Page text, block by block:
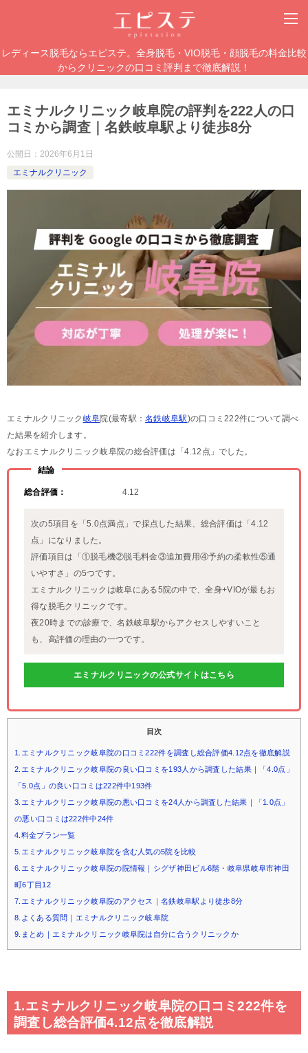
レディース脱毛ならエピステ。全身脱毛・VIO脱毛・顔脱毛の料金比較
からクリニックの口コミ評判まで徹底解説！
エミナルクリニック岐阜院の評判を222人の口
コミから調査｜名鉄岐阜駅より徒歩8分
公開日： 2026年6月1日
エミナルクリニック
エミナルクリニック 岐阜院(最寄駅：名鉄岐阜駅)の口コミ222件について調べ
た結果を紹介します。
なおエミナルクリニック岐阜院の総合評価は「4.12点」でした。
結論
総合評価： 4.12
次の5項目を「5.0点満点」で採点した結果、総合評価は「4.12
点」になりました。
評価項目は「①脱毛機②脱毛料金③追加費用④予約の柔軟性⑤通
いやすさ」の5つです。
エミナルクリニックは岐阜にある5院の中で、全身+VIOが最もお
得な脱毛クリニックです。
夜20時までの診療で、名鉄岐阜駅からアクセスしやすいこと
も、高評価の理由の一つです。
エミナルクリニックの公式サイトはこちら
目次
1.エミナルクリニック岐阜院の口コミ222件を調査し総合評価4.12点を徹底解説
2.エミナルクリニック岐阜院の良い口コミを193人から調査した結果｜「4.0点」
「5.0点」の良い口コミは222件中193件
3.エミナルクリニック岐阜院の悪い口コミを24人から調査した結果｜「1.0点」
の悪い口コミは222件中24件
4.料金プラン一覧
5.エミナルクリニック岐阜院を含む人気の5院を比較
6.エミナルクリニック岐阜院の院情報｜シグザ神田ビル6階・岐阜県岐阜市神田
町6丁目12
7.エミナルクリニック岐阜院のアクセス｜名鉄岐阜駅より徒歩8分
8.よくある質問｜エミナルクリニック岐阜院
9.まとめ｜エミナルクリニック岐阜院は自分に合うクリニックか
1.エミナルクリニック岐阜院の口コミ222件を
調査し総合評価4.12点を徹底解説